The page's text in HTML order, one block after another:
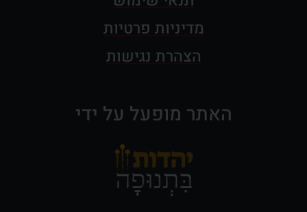
מדיניות פרטיות
הצהרת נגישות
האתר מופעל על ידי